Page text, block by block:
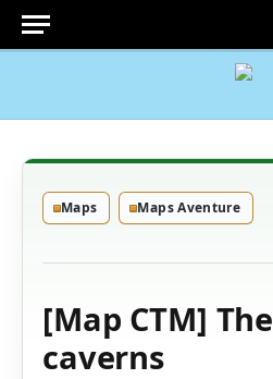
Maps Maps Aventure
[Map CTM]
caverns